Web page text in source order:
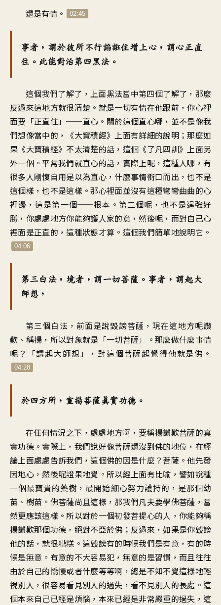
還是有情。 02:45
事者，謂於彼所不行諂誑住增上心，謂心正直
住。此能對治第四黑法。
這個我們了解了，上面黑法當中第四個了解了，那麼
反過來這地方就很清楚。就是一切有情在他跟前，你心裡
面要「正直住」──直心。關於這個直心哪，並不是像我
們想像當中的，《大寶積經》上面有詳細的說明；那麼如
果《大寶積經》不太清楚的話，這個《了凡四訓》上面另
外一個。平常我們就直心的話，實際上呢，這種人哪，有
很多人剛愎自用是以為直心，什麼事情衝口而出，也不是
這個樣，也不是這樣。那心裡面並沒有這種彎彎曲曲的心
裡邊，這是第一個──根本。第二個呢，也不是逞強好
勝，你處處地方你能夠護人家的意，然後呢，而對自己心
裡面是正直的，這種狀態才算。這個我們簡單地說明它。
04:06
第三白法，境者，謂一切菩薩。事者，謂起大
師想，
第三個白法，前面是說毀謗菩薩，現在這地方呢讚
歎、稱揚，所以對象就是「一切菩薩」。那麼做什麼事情
呢？「謂起大師想」，對這個菩薩起覺得他就是佛。
04:28
於四方所，宣揚菩薩真實功德。
在任何情況之下，處處地方啊，要稱揚讚歎菩薩的真
實功德。實際上，我們說好像菩薩還沒到佛的地位，在經
論上面處處告訴我們，這個佛的因是什麼？菩薩。他先發
因地心，然後呢證果地覺。所以經上面有比喻，譬如說種
一個最寶貴的藥樹，最開始細心努力護持的，是那個幼
苗、樹苗。佛菩薩尚且這樣，那我們凡夫要學佛菩薩，當
然更應該這樣。所以對於一個初發菩提心的人，你能夠稱
揚讚歎那個功德，絕對不亞於佛；反過來，如果是你毀謗
他的話，就很糟糕。這毀謗有的時候我們是有意，有的時
候是無意。有意的不大容易犯，無意的是習慣，而且往往
由於自己的憍慢或者什麼等等啊，總是不知不覺這樣地輕
視別人，很容易看見別人的過失，看不見別人的長處。這
個本來自己已經是煩惱，本來已經是非常嚴重的過失，這